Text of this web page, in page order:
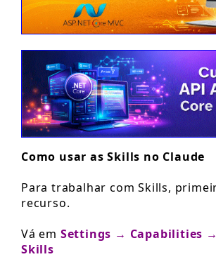
Como usar as Skills no Claude
Para trabalhar com Skills,
recurso.
Vá em Settings → Capabilities
Skills